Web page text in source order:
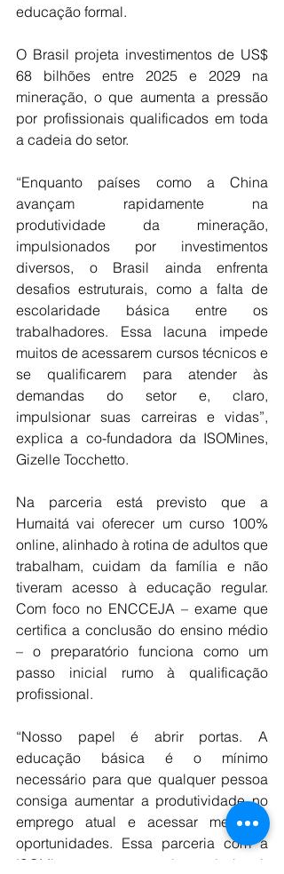
educação formal.
O Brasil projeta investimentos de US$
68 bilhões entre 2025 e 2029 na
mineração, o que aumenta a pressão
por profissionais qualificados em toda
a cadeia do setor.
“Enquanto países como a China
avançam rapidamente na
produtividade da mineração,
impulsionados por investimentos
diversos, o Brasil ainda enfrenta
desafios estruturais, como a falta de
escolaridade básica entre os
trabalhadores. Essa lacuna impede
muitos de acessarem cursos técnicos e
se qualificarem para atender às
demandas do setor e, claro,
impulsionar suas carreiras e vidas”,
explica a co-fundadora da ISOMines,
Gizelle Tocchetto.
Na parceria está previsto que a
Humaitá vai oferecer um curso 100%
online, alinhado à rotina de adultos que
trabalham, cuidam da família e não
tiveram acesso à educação regular.
Com foco no ENCCEJA – exame que
certifica a conclusão do ensino médio
– o preparatório funciona como um
passo inicial rumo à qualificação
profissional.
“Nosso papel é abrir portas. A
educação básica é o mínimo
necessário para que qualquer pessoa
consiga aumentar a produtividade no
emprego atual e acessar melhores
oportunidades. Essa parceria com a
ISOMines mostra que é possível unir